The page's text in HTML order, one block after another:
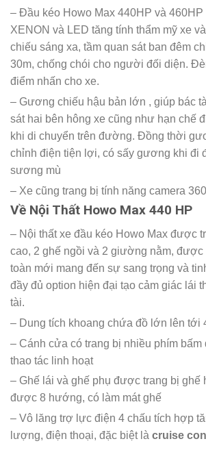
– Đầu kéo Howo Max 440HP và
XENON và LED tăng tính thẩm mỹ xe
chiếu sáng xa, tầm quan sát ban đêm
30m, chống chói cho người đối diện.
điểm nhấn cho xe.
– Gương chiếu hậu bản lớn , giúp bác
sát hai bên hông xe cũng như hạn chế
khi di chuyển trên đường. Đồng thời
chỉnh điện tiện lợi, có sấy gương khi đi
sương mù
– Xe cũng trang bị tính năng camera
Về Nội Thất Howo Max 440 HP
– Nội thất xe đầu kéo Howo Max được
cao, 2 ghế ngồi và 2 giường nằm, được
toàn mới mang đến sự sang trọng và
đầy đủ option hiện đại tạo cảm giác lái
tài.
– Dung tích khoang chứa đồ lớn lên tới
– Cánh cửa có trang bị nhiều phím bấm
thao tác linh hoạt
– Ghế lái và ghế phụ được trang bị ghế
được 8 hướng, có làm mát ghế
– Vô lăng trợ lực điện 4 chấu tích hợp
lượng, điện thoại, đặc biệt là cruise